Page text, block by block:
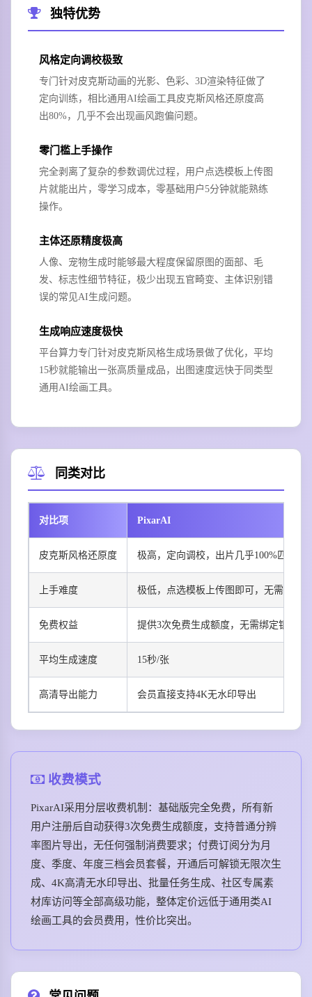
独特优势
风格定向调校极致
专门针对皮克斯动画的光影、色彩、3D渲染特征做了
定向训练，相比通用AI绘画工具皮克斯风格还原度高
出80%，几乎不会出现画风跑偏问题。
零门槛上手操作
完全剥离了复杂的参数调优过程，用户点选模板上传图
片就能出片，零学习成本，零基础用户5分钟就能熟练
操作。
主体还原精度极高
人像、宠物生成时能够最大程度保留原图的面部、毛
发、标志性细节特征，极少出现五官畸变、主体识别错
误的常见AI生成问题。
生成响应速度极快
平台算力专门针对皮克斯风格生成场景做了优化，平均
15秒就能输出一张高质量成品，出图速度远快于同类型
通用AI绘画工具。
同类对比
对比项 PixarAI
皮克斯风格还原度 极高，定向调校，出片几乎100%匹配
上手难度 极低，点选模板上传图即可，无需提示
免费权益 提供3次免费生成额度，无需绑定银行卡
平均生成速度 15秒/张
高清导出能力 会员直接支持4K无水印导出
收费模式
PixarAI采用分层收费机制：基础版完全免费，所有新
用户注册后自动获得3次免费生成额度，支持普通分辨
率图片导出，无任何强制消费要求；付费订阅分为月
度、季度、年度三档会员套餐，开通后可解锁无限次生
成、4K高清无水印导出、批量任务生成、社区专属素
材库访问等全部高级功能，整体定价远低于通用类AI
绘画工具的会员费用，性价比突出。